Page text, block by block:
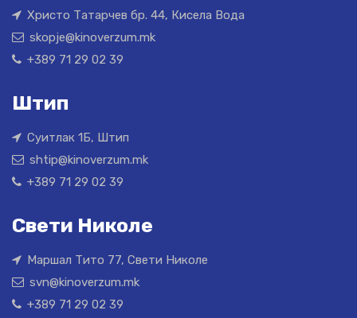
Христо Татарчев бр. 44, Кисела Вода
skopje@kinoverzum.mk
+389 71 29 02 39
Штип
Суитлак 1Б, Штип
shtip@kinoverzum.mk
+389 71 29 02 39
Свети Николе
Маршал Тито 77, Свети Николе
svn@kinoverzum.mk
+389 71 29 02 39